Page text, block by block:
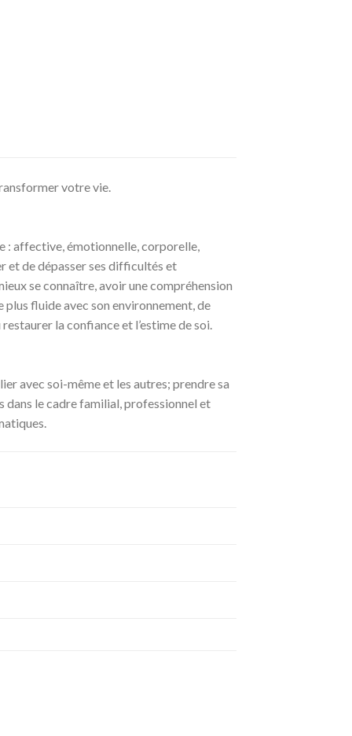
votre vie.
: affective, émotionnelle, corporelle,
et de dépasser ses difficultés et
se connaître, avoir une compréhension
fluide avec son environnement, de
la confiance et l’estime de soi.
avec soi-même et les autres; prendre sa
dans le cadre familial, professionnel et